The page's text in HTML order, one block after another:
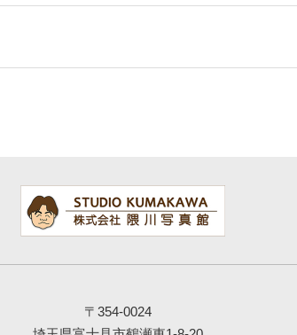
〒354-0024